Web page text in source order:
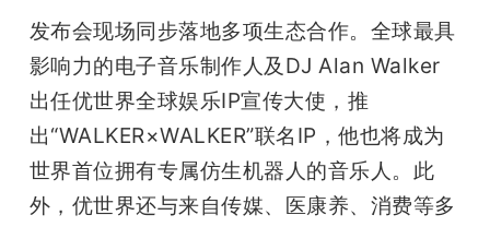
发布会现场同步落地多项生态合作。全球最具
影响力的电子音乐制作人及DJ Alan Walker
出任优世界全球娱乐IP宣传大使，推
出“WALKER×WALKER”联名IP，他也将成为
世界首位拥有专属仿生机器人的音乐人。此
外，优世界还与来自传媒、医康养、消费等多